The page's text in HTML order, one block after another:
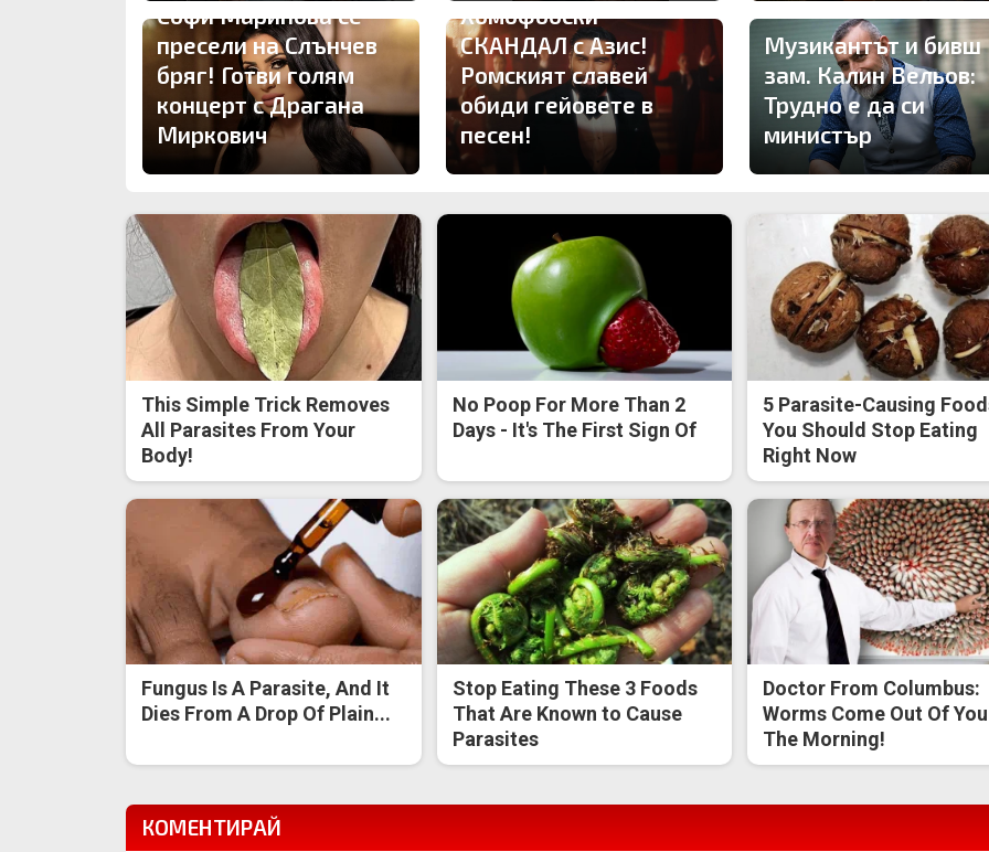
Софи Маринова се
пресели на Слънчев
бряг! Готви голям
концерт с Драгана
Миркович
Хомофобски
СКАНДАЛ с Азис!
Ромският славей
обиди гейовете в
песен!
Музикантът и бивш
зам. Калин Вельов:
Трудно е да си
министър
This Simple Trick Removes
All Parasites From Your
Body!
No Poop For More Than 2
Days - It's The First Sign Of
5 Parasite-Causing
You Should Stop Eating
Right Now
Fungus Is A Parasite, And It
Dies From A Drop Of Plain...
Stop Eating These 3 Foods
That Are Known to Cause
Parasites
Doctor From Columbus:
Worms Come Out Of
The Morning!
КОМЕНТИРАЙ